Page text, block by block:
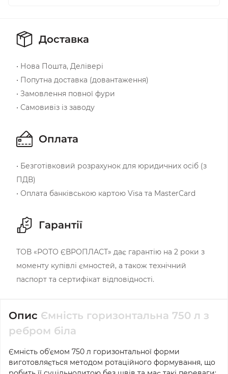
Опис Ємність горизонтальна 750 л з
ребром біла
Ємність обʼємом 750 л горизонтальної форми
виготовляється методом ротаційного формування, що
Доставка
• Нова Пошта, Делівері
• Попутна доставка (довантаження)
• Замовлення повної фури
• Самовивіз із заводу
Оплата
• Безготівковий розрахунок для юридичних осіб (з
ПДВ)
• Оплата банківською картою Visa та MasterCard
Гарантії
ТОВ «РОТО ЄВРОПЛАСТ» дає гарантію на 2 роки з
моменту купівлі ємностей, а також технічний
паспорт та сертифікат відповідності.